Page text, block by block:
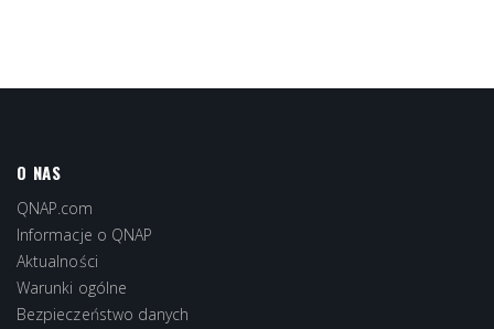
O NAS
QNAP.com
Informacje o QNAP
Aktualności
Warunki ogólne
Bezpieczeństwo danych